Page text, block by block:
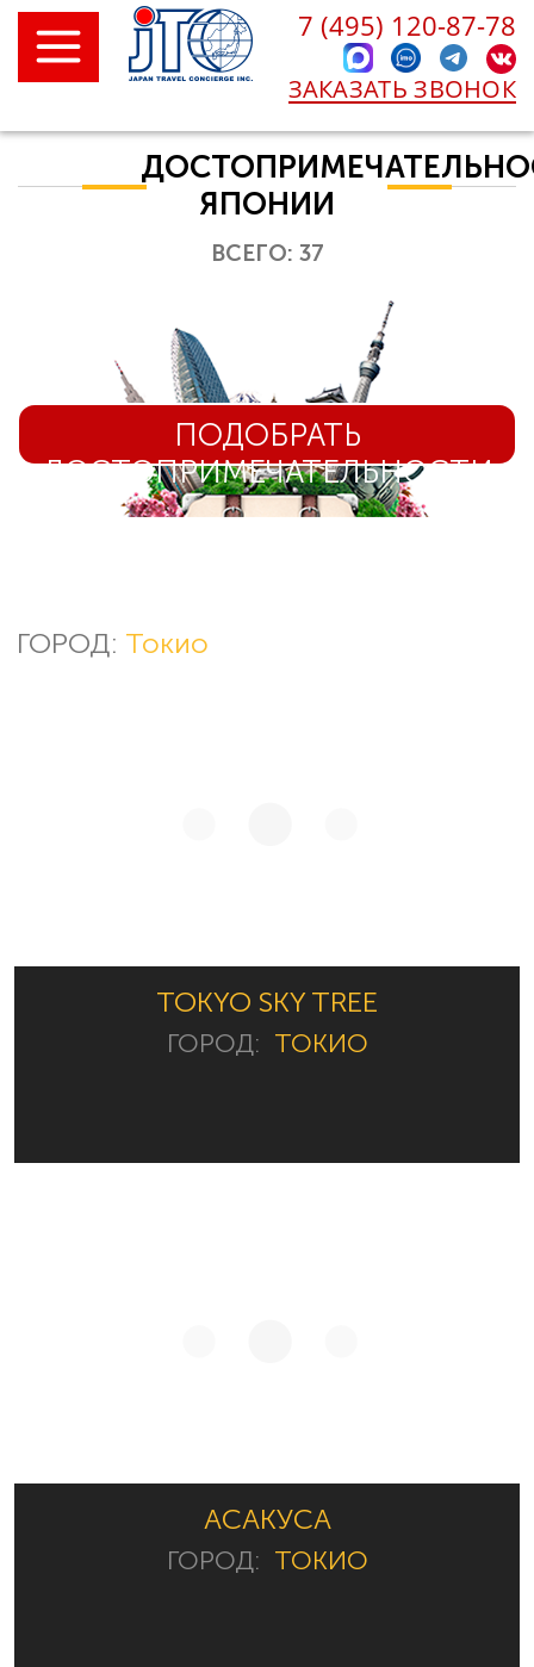
7 (495) 120-87-78
ЗАКАЗАТЬ ЗВОНОК
ЯПОНИИ
ВСЕГО: 37
ПОДОБРАТЬ
ДОСТОПРИМЕЧАТЕЛЬНОСТИ
ГОРОД: Токио
TOKYO SKY TREE
ГОРОД: ТОКИО
АСАКУСА
ГОРОД: ТОКИО